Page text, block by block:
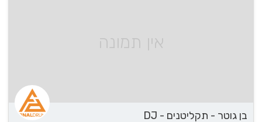
אין תמונה
בן גוטר - תקליטנים - DJ